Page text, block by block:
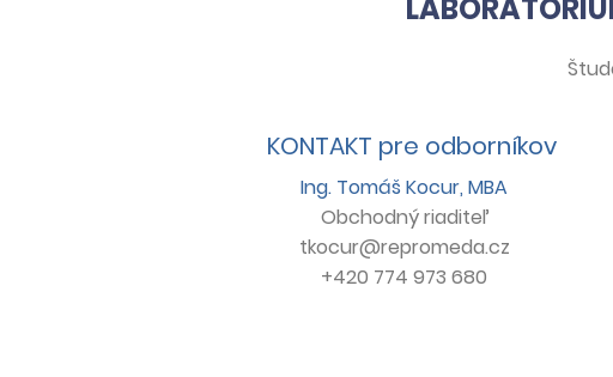
KONTAKT pre odborníkov
Ing. Tomáš Kocur, MBA
Obchodnýriaditeľ
tkocur@repromeda.cz
+420 774 973 680